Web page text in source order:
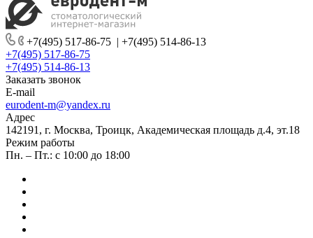
+7(495) 517-86-75 | +7(495) 514-86-13
+7(495) 517-86-75
+7(495) 514-86-13
Заказать звонок
E-mail
eurodent-m@yandex.ru
Адрес
142191, г. Москва, Троицк, Академическая площадь д.4, эт.18
Режим работы
Пн. – Пт.: с 10:00 до 18:00